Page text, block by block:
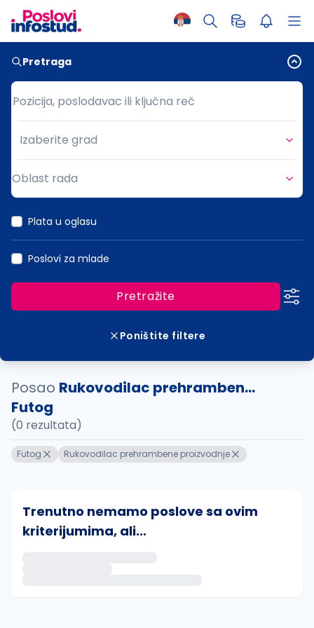
Pretraga
Pozicija, poslodavac ili ključna reč
Pozicija, poslodavac ili ključna reč
Grad
Izaberite grad
Oblast rada
Plata u oglasu
Poslovi za mlade
Pretražite
Poništite filtere
Posao Rukovodilac prehramben...
Futog
(0 rezultata)
Futog Rukovodilac prehrambene proizvodnje
Trenutno nemamo poslove sa ovim
kriterijumima, ali...